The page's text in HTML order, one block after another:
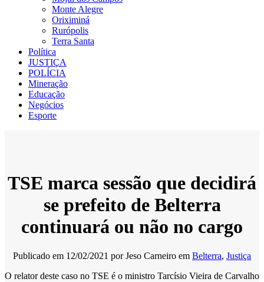
Monte Alegre
Oriximiná
Rurópolis
Terra Santa
Política
JUSTIÇA
POLÍCIA
Mineração
Educação
Negócios
Esporte
TSE marca sessão que decidirá
se prefeito de Belterra
continuará ou não no cargo
Publicado em 12/02/2021 porJeso Carneiro em Belterra, Justiça
O relator deste caso no TSE é o ministro Tarcísio Vieira de Carvalho